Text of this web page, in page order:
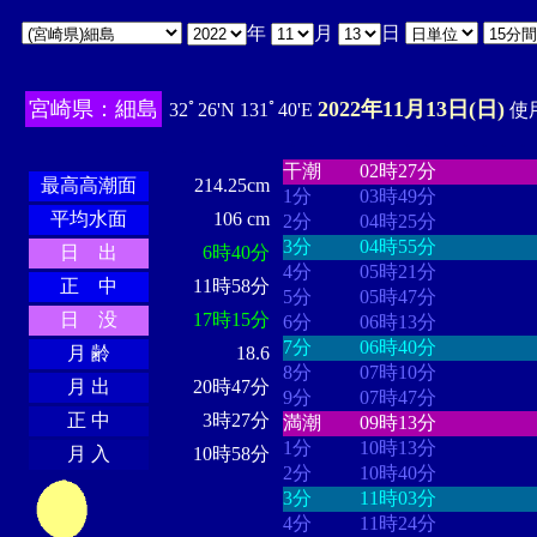
年 月 日
宮崎県：細島 32ﾟ26'N 131ﾟ40'E 2022年11月13日(日) 使
最高高潮面
214.25cm
平均水面
106 cm
日 出
6時40分
正 中
11時58分
日 没
17時15分
月 齢
18.6
月 出
20時47分
正 中
3時27分
月 入
10時58分
干潮
02時27分
1分
03時49分
2分
04時25分
3分
04時55分
4分
05時21分
5分
05時47分
6分
06時13分
7分
06時40分
8分
07時10分
9分
07時47分
満潮
09時13分
1分
10時13分
2分
10時40分
3分
11時03分
4分
11時24分